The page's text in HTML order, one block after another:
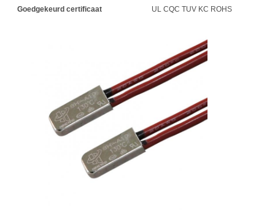
Goedgekeurd certificaat
UL CQC TUV KC ROHS